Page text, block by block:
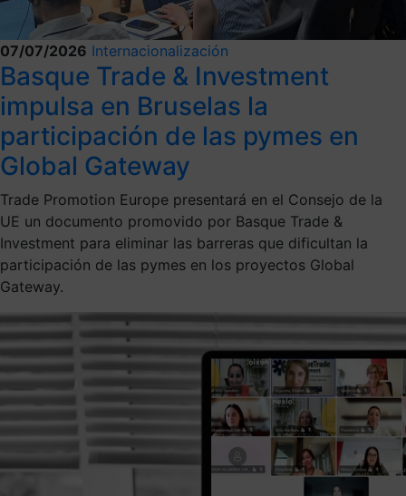
07/07/2026 Internacionalización
Basque Trade & Investment
impulsa en Bruselas la
participación de las pymes en
Global Gateway
Trade Promotion Europe presentará en el Consejo de la
UE un documento promovido por Basque Trade &
Investment para eliminar las barreras que dificultan la
participación de las pymes en los proyectos Global
Gateway.